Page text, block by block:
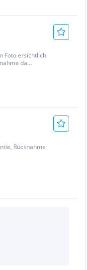
Foto ersichtlich
da
Rücknahme